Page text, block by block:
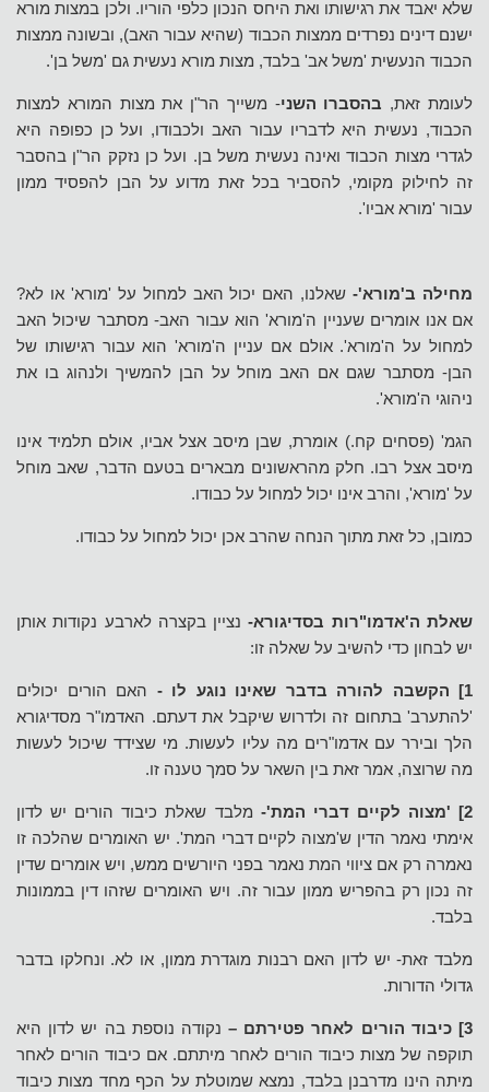
שלא יאבד את רגישותו ואת היחס הנכון כלפי הוריו. ולכן במצות מורא
ישנם דינים נפרדים ממצות הכבוד (שהיא עבור האב), ובשונה ממצות
הכבוד הנעשית 'משל אב' בלבד, מצות מורא נעשית גם 'משל בן'.
לעומת זאת, בהסברו השני- משייך הר"ן את מצות המורא למצות
הכבוד, נעשית היא לדבריו עבור האב ולכבודו, ועל כן כפופה היא
לגדרי מצות הכבוד ואינה נעשית משל בן. ועל כן נזקק הר"ן בהסבר
זה לחילוק מקומי, להסביר בכל זאת מדוע על הבן להפסיד ממון
עבור 'מורא אביו'.
מחילה ב'מורא'-שאלנו, האם יכול האב למחול על 'מורא' או לא?
אם אנו אומרים שעניין ה'מורא' הוא עבור האב- מסתבר שיכול האב
למחול על ה'מורא'. אולם אם עניין ה'מורא' הוא עבור רגישותו של
הבן- מסתבר שגם אם האב מוחל על הבן להמשיך ולנהוג בו את
ניהוגי ה'מורא'.
הגמ' (פסחים קח.) אומרת, שבן מיסב אצל אביו, אולם תלמיד אינו
מיסב אצל רבו. חלק מהראשונים מבארים בטעם הדבר, שאב מוחל
על 'מורא', והרב אינו יכול למחול על כבודו.
כמובן, כל זאת מתוך הנחה שהרב אכן יכול למחול על כבודו.
שאלת ה'אדמו"רות בסדיגורא-נציין בקצרה לארבע נקודות אותן
יש לבחון כדי להשיב על שאלה זו:
1] הקשבה להורה בדבר שאינו נוגע לו -
האם הורים יכולים
'להתערב' בתחום זה ולדרוש שיקבל את דעתם. האדמו"ר מסדיגורא
הלך ובירר עם אדמו"רים מה עליו לעשות. מי שצידד שיכול לעשות
מה שרוצה, אמר זאת בין השאר על סמך טענה זו.
2] 'מצוה לקיים דברי המת'-
מלבד שאלת כיבוד הורים יש לדון
אימתי נאמר הדין ש'מצוה לקיים דברי המת'. יש האומרים שהלכה זו
נאמרה רק אם ציווי המת נאמר בפני היורשים ממש, ויש אומרים שדין
זה נכון רק בהפריש ממון עבור זה. ויש האומרים שזהו דין בממונות
בלבד.
מלבד זאת- יש לדון האם רבנות מוגדרת ממון, או לא. ונחלקו בדבר
גדולי הדורות.
3] כיבוד הורים לאחר פטירתם –
נקודה נוספת בה יש לדון היא
תוקפה של מצות כיבוד הורים לאחר מיתתם. אם כיבוד הורים לאחר
מיתה הינו מדרבנן בלבד, נמצא שמוטלת על הכף מחד מצות כיבוד